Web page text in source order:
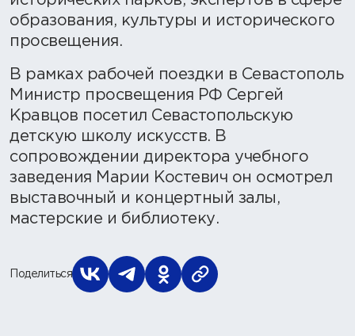
образования, культуры и исторического
просвещения.
В рамках рабочей поездки в Севастополь
Министр просвещения РФ Сергей
Кравцов посетил Севастопольскую
детскую школу искусств. В
сопровождении директора учебного
заведения Марии Костевич он осмотрел
выставочный и концертный залы,
мастерские и библиотеку.
Поделиться